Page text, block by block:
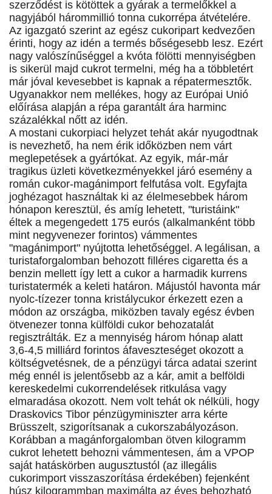
szerződést is kötöttek a gyárak a termelőkkel a
nagyjából hárommillió tonna cukorrépa átvételére.
Az igazgató szerint az egész cukoripart kedvezően
érinti, hogy az idén a termés bőségesebb lesz. Ezért
nagy valószínűséggel a kvóta fölötti mennyiségben
is sikerül majd cukrot termelni, még ha a többletért
már jóval kevesebbet is kapnak a répatermesztők.
Ugyanakkor nem mellékes, hogy az Európai Unió
előírása alapján a répa garantált ára harminc
százalékkal nőtt az idén.
A mostani cukorpiaci helyzet tehát akár nyugodtnak
is nevezhető, ha nem érik időközben nem várt
meglepetések a gyártókat. Az egyik, már-már
tragikus üzleti következményekkel járó esemény a
román cukor-magánimport felfutása volt. Egyfajta
joghézagot használtak ki az élelmesebbek három
hónapon keresztül, és amíg lehetett, "turistáink"
éltek a megengedett 175 eurós (alkalmanként több
mint negyvenezer forintos) vámmentes
"magánimport" nyújtotta lehetőséggel. A legálisan, a
turistaforgalomban behozott filléres cigaretta és a
benzin mellett így lett a cukor a harmadik kurrens
turistatermék a keleti határon. Májustól havonta már
nyolc-tízezer tonna kristálycukor érkezett ezen a
módon az országba, miközben tavaly egész évben
ötvenezer tonna külföldi cukor behozatalát
regisztrálták. Ez a mennyiség három hónap alatt
3,6-4,5 milliárd forintos áfaveszteséget okozott a
költségvetésnek, de a pénzügyi tárca adatai szerint
még ennél is jelentősebb az a kár, amit a belföldi
kereskedelmi cukorrendelések ritkulása vagy
elmaradása okozott. Nem volt tehát ok nélküli, hogy
Draskovics Tibor pénzügyminiszter arra kérte
Brüsszelt, szigorítsanak a cukorszabályozáson.
Korábban a magánforgalomban ötven kilogramm
cukrot lehetett behozni vámmentesen, ám a VPOP
saját hatáskörben augusztustól (az illegális
cukorimport visszaszorítása érdekében) fejenként
húsz kilogrammban maximálta az éves behozható